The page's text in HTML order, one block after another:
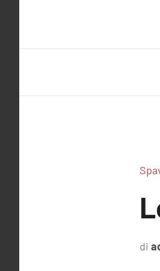
di